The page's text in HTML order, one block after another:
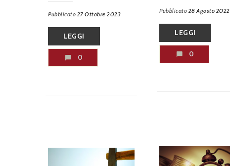
Pubblicato 27 Ottobre 2023
LEGGI
0
Pubblicato 28 Agosto 2022
LEGGI
0